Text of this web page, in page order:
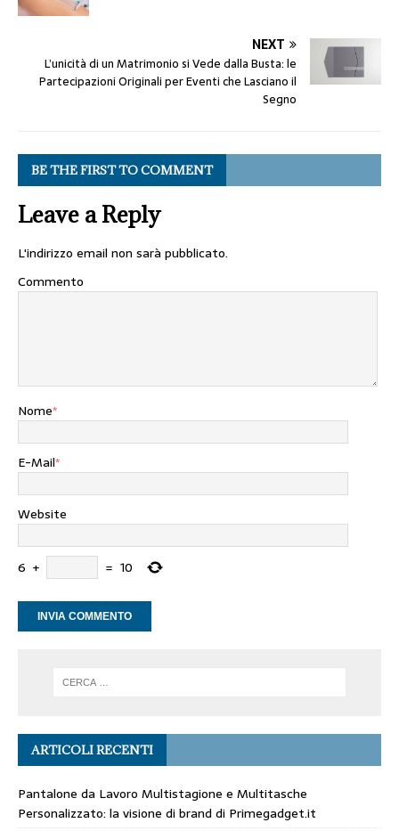
NEXT
L’unicità di un Matrimonio si Vede dalla Busta: le
Partecipazioni Originali per Eventi che Lasciano il
Segno
BE THE FIRST TO COMMENT
Leave a Reply
L'indirizzo email non sarà pubblicato.
Commento
Nome*
E-Mail*
Website
6 + = 10
ARTICOLI RECENTI
Pantalone da Lavoro Multistagione e Multitasche
Personalizzato: la visione di brand di Primegadget.it